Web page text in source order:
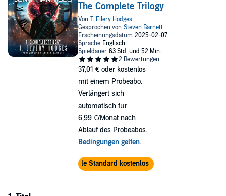
The Complete Trilogy
37,01 € oder kostenlos
mit einem Probeabo.
Verlängert sich
automatisch für
6,99 €/Monat nach
Ablauf des Probeabos.
Bedingungen gelten.
Audible Standard kostenlos testen